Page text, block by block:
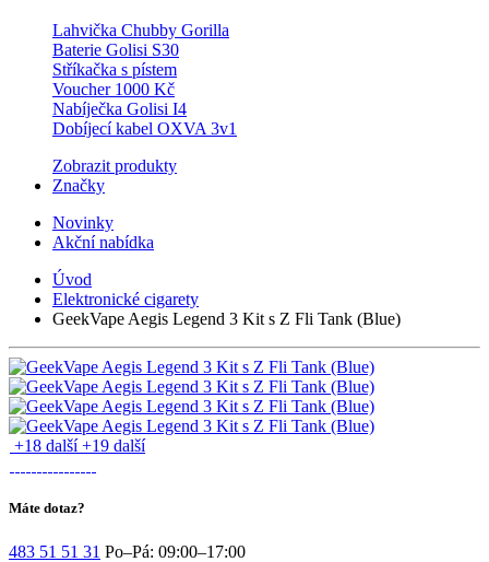
Lahvička Chubby Gorilla
Baterie Golisi S30
Stříkačka s pístem
Voucher 1000 Kč
Nabíječka Golisi I4
Dobíjecí kabel OXVA 3v1
Zobrazit produkty
Značky
Novinky
Akční nabídka
Úvod
Elektronické cigarety
GeekVape Aegis Legend 3 Kit s Z Fli Tank (Blue)
+18 další +19 další
Máte dotaz?
483 51 51 31 Po–Pá: 09:00–17:00